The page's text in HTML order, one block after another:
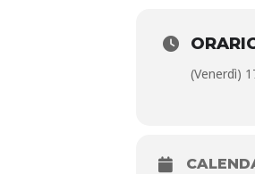
Sito
(Venerdì)